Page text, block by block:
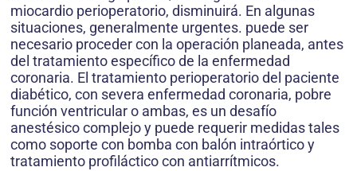
miocardio perioperatorio, disminuirá. En algunas
situaciones, generalmente urgentes. puede ser
necesario proceder con la operación planeada, antes
del tratamiento específico de la enfermedad
coronaria. El tratamiento perioperatorio del paciente
diabético, con severa enfermedad coronaria, pobre
función ventricular o ambas, es un desafío
anestésico complejo y puede requerir medidas tales
como soporte con bomba con balón intraórtico y
tratamiento profiláctico con antiarrítmicos.